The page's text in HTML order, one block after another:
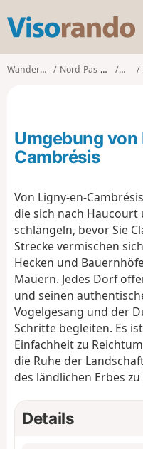
s
o
o
Wanderungen Nord-Pas-de-Calais Nord
Umgebung
Cambrésis
Von Ligny-en-
die sich nach Haucourt
schlängeln, bevor Sie
Strecke vermischen
Hecken und
Mauern. Jedes Dorf
und seinen
Vogelgesang und der
Schritte begleiten. Es
Einfachheit zu
die Ruhe der
des ländlichen Erbes
Details